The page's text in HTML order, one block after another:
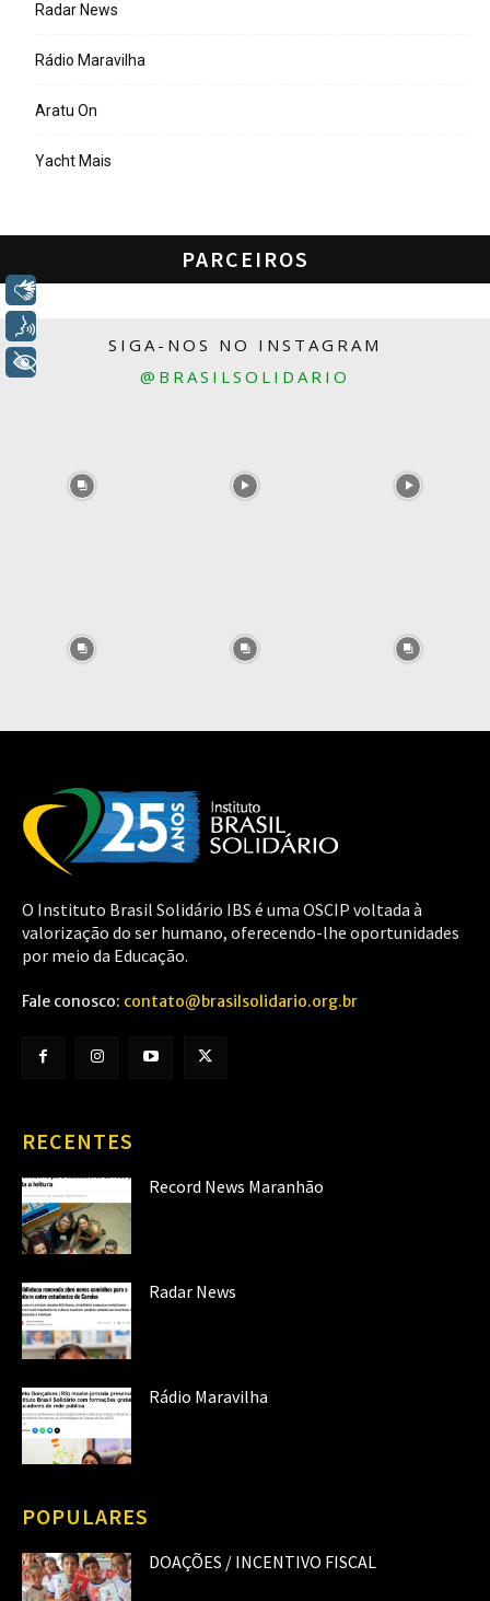
Radar News
Rádio Maravilha
Aratu On
Yacht Mais
PARCEIROS
SIGA-NOS NO INSTAGRAM
@BRASILSOLIDARIO
O Instituto Brasil Solidário IBS é uma OSCIP voltada à
valorização do ser humano, oferecendo-lhe oportunidades
por meio da Educação.
Fale conosco: contato@brasilsolidario.org.br
RECENTES
Record News Maranhão
Radar News
Rádio Maravilha
POPULARES
DOAÇÕES / INCENTIVO FISCAL
Libras